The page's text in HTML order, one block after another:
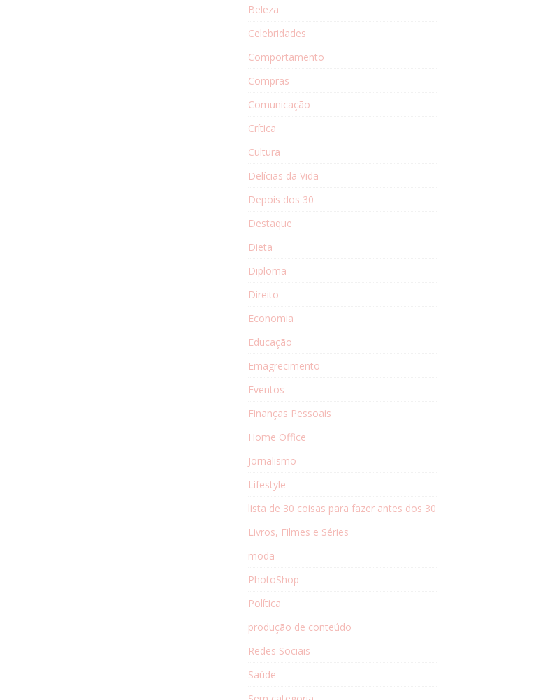
Beleza
Celebridades
Comportamento
Compras
Comunicação
Crítica
Cultura
Delícias da Vida
Depois dos 30
Destaque
Dieta
Diploma
Direito
Economia
Educação
Emagrecimento
Eventos
Finanças Pessoais
Home Office
Jornalismo
Lifestyle
lista de 30 coisas para fazer antes dos 30
Livros, Filmes e Séries
moda
PhotoShop
Política
produção de conteúdo
Redes Sociais
Saúde